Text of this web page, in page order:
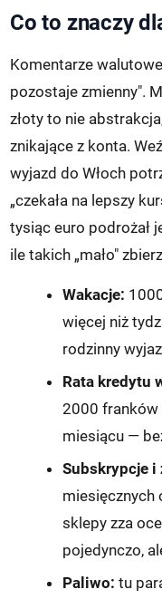
Co to znaczy
Komentarze
pozostaje zmienny".
złoty to nie
znikające z konta.
wyjazd do Włoch
„czekała na lepszy
tysiąc euro podrożał
ile takich „mało"
Wakacje:
więcej niż
rodzinny
Rata kredytu
2000
miesiącu —
Subskrypcje i
miesięcznych
sklepy zza
pojedynczo,
Paliwo: tu